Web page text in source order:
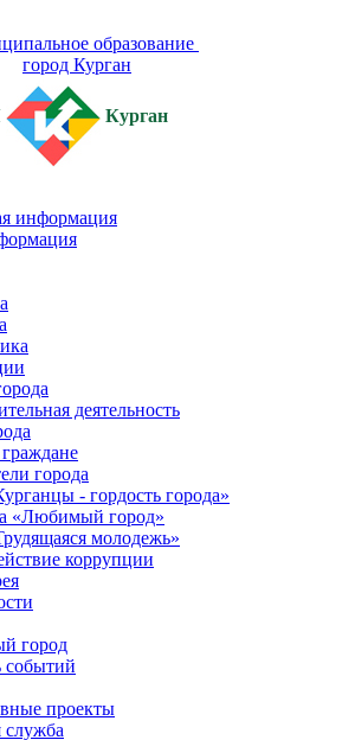
образование
город Курган
Курган
информация
деятельность
города
- гордость города»
«Любимый город»
молодежь»
коррупции
город
событий
проекты